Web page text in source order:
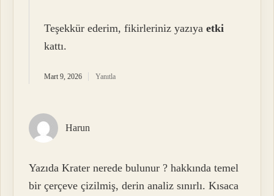
Teşekkür ederim, fikirleriniz yazıyaetki
kattı.
Mart 9, 2026 Yanıtla
Harun
Yazıda Krater nerede bulunur ? hakkında temel
bir çerçeve çizilmiş, derin analiz sınırlı. Kısaca